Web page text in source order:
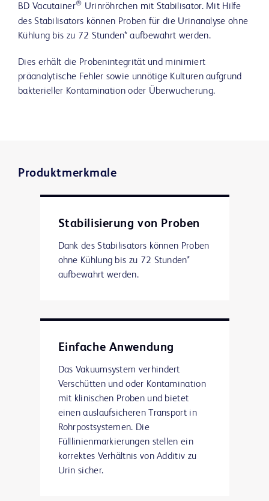
BD Vacutainer® Urinröhrchen mit Stabilisator. Mit Hilfe
des Stabilisators können Proben für die Urinanalyse ohne
Kühlung bis zu 72 Stunden* aufbewahrt werden.
Dies erhält die Probenintegrität und minimiert
präanalytische Fehler sowie unnötige Kulturen aufgrund
bakterieller Kontamination oder Überwucherung.
Produktmerkmale
Stabilisierung von Proben
Dank des Stabilisators können Proben
ohne Kühlung bis zu 72 Stunden*
aufbewahrt werden.
Einfache Anwendung
Das Vakuumsystem verhindert
Verschütten und oder Kontamination
mit klinischen Proben und bietet
einen auslaufsicheren Transport in
Rohrpostsystemen. Die
Fülllinienmarkierungen stellen ein
korrektes Verhältnis von Additiv zu
Urin sicher.